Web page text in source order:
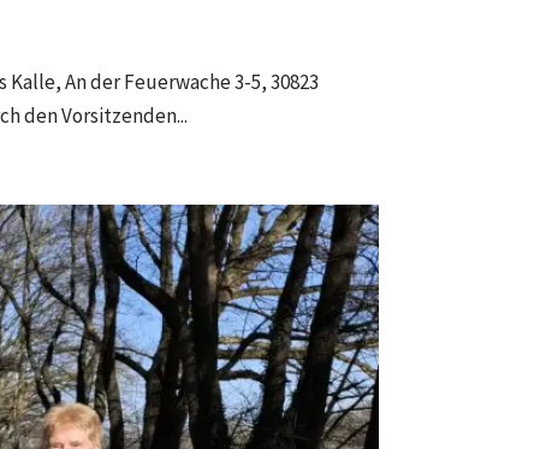
An der Feuerwache 3-5, 30823
den Vorsitzenden...